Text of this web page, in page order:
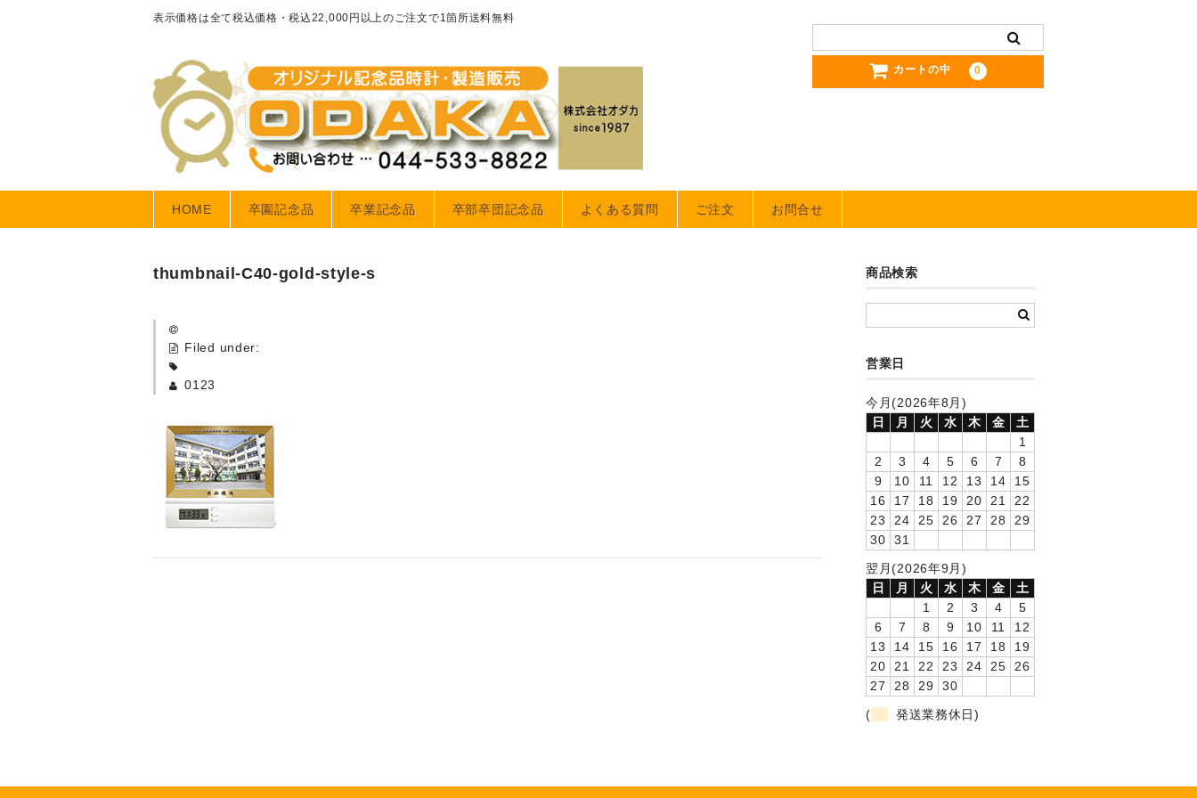
表示価格は全て税込価格・税込22,000円以上のご注文で1箇所送料無料
カートの中 0
HOME 卒園記念品 卒業記念品 卒部卒団記念品 よくある質問 ご注文 お問合せ
thumbnail-C40-gold-style-s
Filed under:
0123
商品検索
営業日
今月(2026年8月)
日
月 火 水 木 金
土
1
2
3 4 5 6 7
8
9
10 11 12 13 14
15
16
17 18 19 20 21
22
23
24 25 26 27 28
29
30
31
翌月(2026年9月)
日
月 火 水 木 金
土
1
2 3 4
5
6
7 8 9 10 11
12
13
14 15 16 17 18
19
20
21 22 23 24 25
26
27
28 29
30
(
発送業務休日)